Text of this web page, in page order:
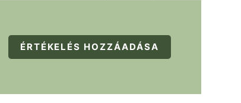
ÉRTÉKELÉS HOZZÁADÁSA